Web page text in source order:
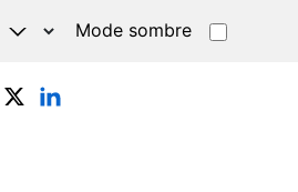
Mode sombre